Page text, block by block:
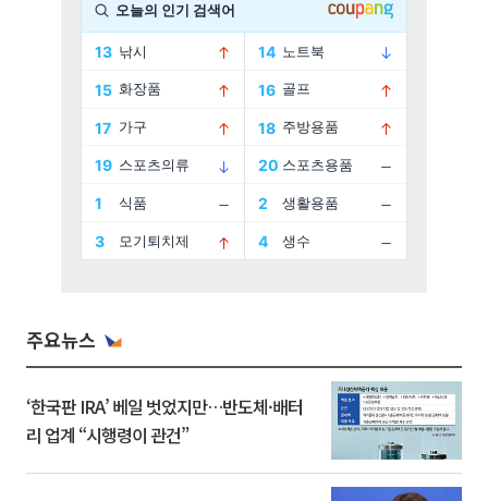
주요뉴스
‘한국판 IRA’ 베일 벗었지만…반도체·배터
리 업계 “시행령이 관건”